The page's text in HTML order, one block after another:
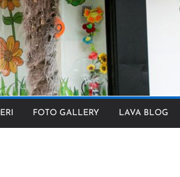
FOTO GALLERY LAVA BLOG